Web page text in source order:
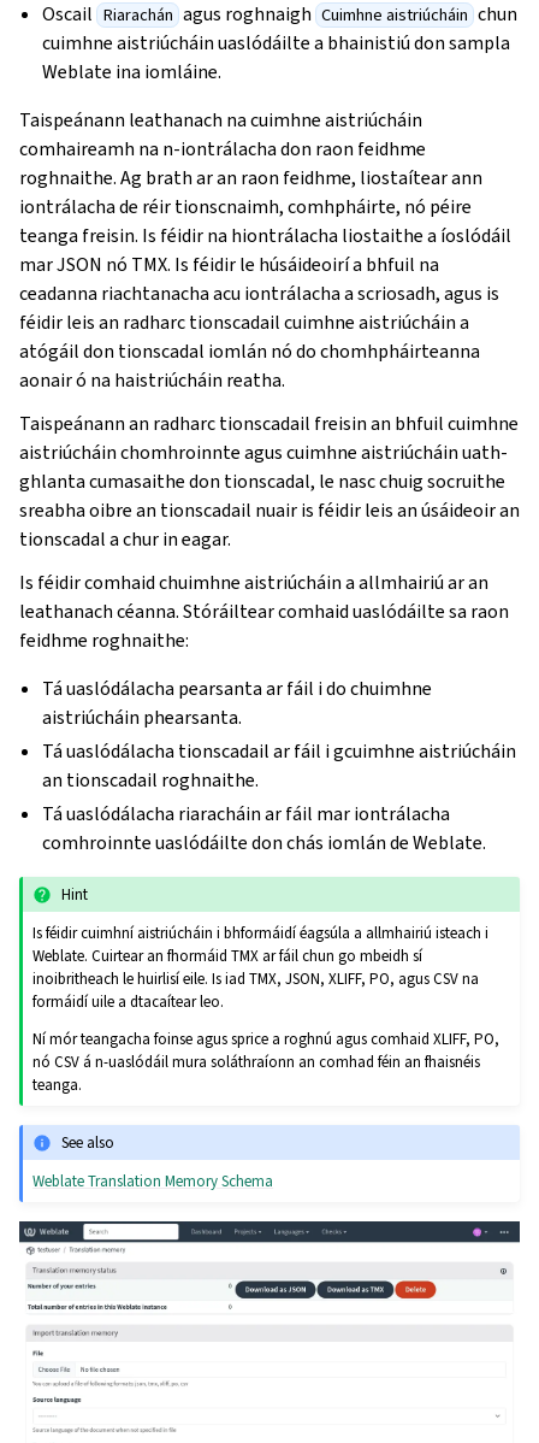
Oscail Riarachán agus roghnaigh Cuimhne aistriúcháin chun
cuimhne aistriúcháin uaslódáilte a bhainistiú don sampla
Weblate ina iomláine.
Taispeánann leathanach na cuimhne aistriúcháin
comhaireamh na n-iontrálacha don raon feidhme
roghnaithe. Ag brath ar an raon feidhme, liostaítear ann
iontrálacha de réir tionscnaimh, comhpháirte, nó péire
teanga freisin. Is féidir na hiontrálacha liostaithe a íoslódáil
mar JSON nó TMX. Is féidir le húsáideoirí a bhfuil na
ceadanna riachtanacha acu iontrálacha a scriosadh, agus is
féidir leis an radharc tionscadail cuimhne aistriúcháin a
atógáil don tionscadal iomlán nó do chomhpháirteanna
aonair ó na haistriúcháin reatha.
Taispeánann an radharc tionscadail freisin an bhfuil cuimhne
aistriúcháin chomhroinnte agus cuimhne aistriúcháin uath-
ghlanta cumasaithe don tionscadal, le nasc chuig socruithe
sreabha oibre an tionscadail nuair is féidir leis an úsáideoir an
tionscadal a chur in eagar.
Is féidir comhaid chuimhne aistriúcháin a allmhairiú ar an
leathanach céanna. Stóráiltear comhaid uaslódáilte sa raon
feidhme roghnaithe:
Tá uaslódálacha pearsanta ar fáil i do chuimhne
aistriúcháin phearsanta.
Tá uaslódálacha tionscadail ar fáil i gcuimhne aistriúcháin
an tionscadail roghnaithe.
Tá uaslódálacha riaracháin ar fáil mar iontrálacha
comhroinnte uaslódáilte don chás iomlán de Weblate.
Hint
Is féidir cuimhní aistriúcháin i bhformáidí éagsúla a allmhairiú isteach i
Weblate. Cuirtear an fhormáid TMX ar fáil chun go mbeidh sí
inoibritheach le huirlisí eile. Is iad TMX, JSON, XLIFF, PO, agus CSV na
formáidí uile a dtacaítear leo.
Ní mór teangacha foinse agus sprice a roghnú agus comhaid XLIFF, PO,
nó CSV á n-uaslódáil mura soláthraíonn an comhad féin an fhaisnéis
teanga.
See also
Weblate Translation Memory Schema